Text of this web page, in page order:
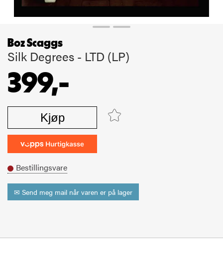
Boz Scaggs
Silk Degrees - LTD (LP)
399,-
Kjøp
Bestillingsvare
✉ Send meg mail når varen er på lager